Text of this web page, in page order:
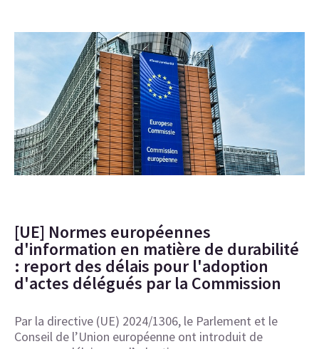
[UE] Normes européennes
d'information en matière de durabilité
: report des délais pour l'adoption
d'actes délégués par la Commission
Par la directive (UE) 2024/1306, le Parlement et le
Conseil de l’Union européenne ont introduit de